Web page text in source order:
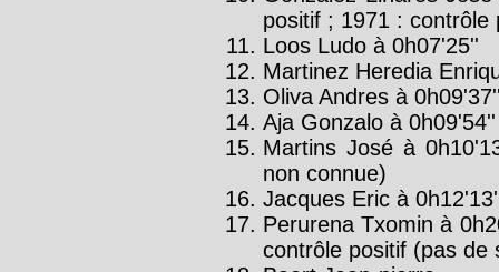
positif ; 1971 : contrôle
Loos Ludo à 0h07'25''
Martinez Heredia
Oliva Andres à
Aja Gonzalo à 0h09'54''
Martins José à
non connue)
Jacques Eric à
Perurena Txomin à
contrôle positif (pas de